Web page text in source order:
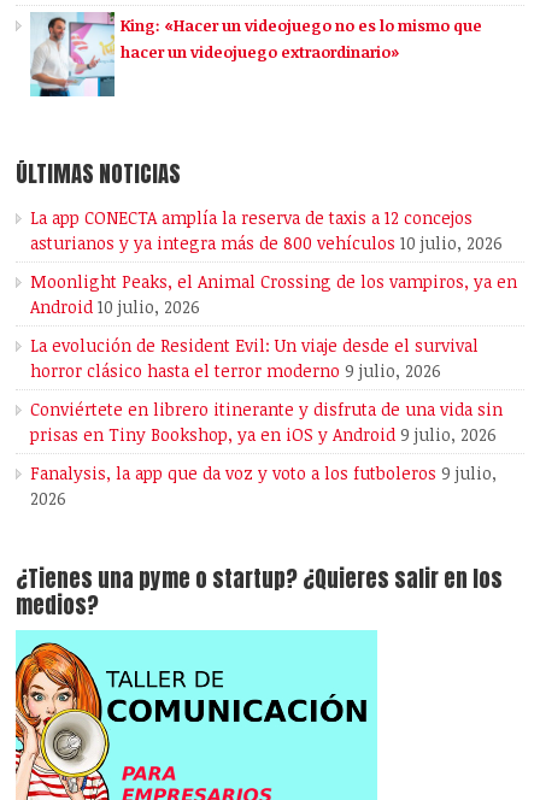
King: «Hacer un videojuego no es lo mismo que
hacer un videojuego extraordinario»
ÚLTIMAS NOTICIAS
La app CONECTA amplía la reserva de taxis a 12 concejos
asturianos y ya integra más de 800 vehículos 10 julio, 2026
Moonlight Peaks, el Animal Crossing de los vampiros, ya en
Android 10 julio, 2026
La evolución de Resident Evil: Un viaje desde el survival
horror clásico hasta el terror moderno 9 julio, 2026
Conviértete en librero itinerante y disfruta de una vida sin
prisas en Tiny Bookshop, ya en iOS y Android 9 julio, 2026
Fanalysis, la app que da voz y voto a los futboleros 9 julio,
2026
¿Tienes una pyme o startup? ¿Quieres salir en los
medios?